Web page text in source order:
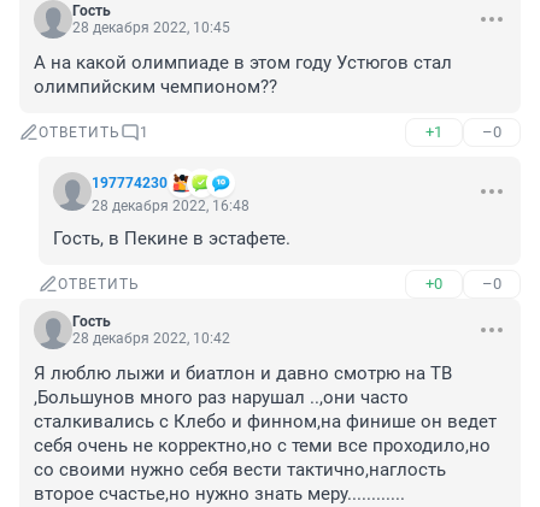
Гость
28 декабря 2022, 10:45
А на какой олимпиаде в этом году Устюгов стал
олимпийским чемпионом??
ОТВЕТИТЬ 1 +1 –0
197774230
28 декабря 2022, 16:48
Гость, в Пекине в эстафете.
ОТВЕТИТЬ +0 –0
Гость
28 декабря 2022, 10:42
Я люблю лыжи и биатлон и давно смотрю на ТВ
,Большунов много раз нарушал ..,они часто
сталкивались с Клебо и финном,на финише он ведет
себя очень не корректно,но с теми все проходило,но
со своими нужно себя вести тактично,наглость
второе счастье,но нужно знать меру............